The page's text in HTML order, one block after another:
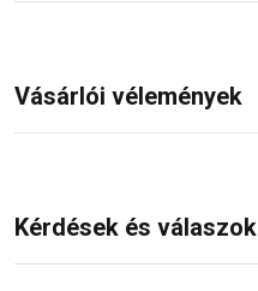
Vásárlói vélemények
Kérdések és válaszok